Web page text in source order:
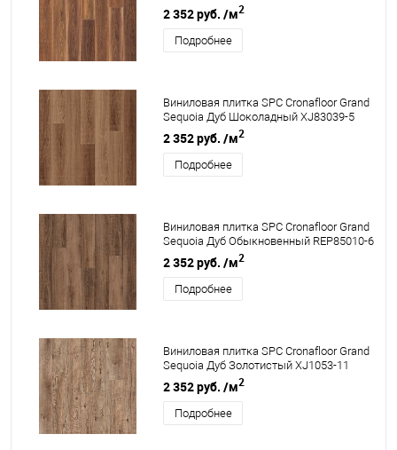
2 352 руб. /м2
Подробнее
Виниловая плитка SPC Cronafloor Grand
Sequoia Дуб Шоколадный XJ83039-5
2 352 руб. /м2
Подробнее
Виниловая плитка SPC Cronafloor Grand
Sequoia Дуб Обыкновенный REP85010-6
2 352 руб. /м2
Подробнее
Виниловая плитка SPC Cronafloor Grand
Sequoia Дуб Золотистый XJ1053-11
2 352 руб. /м2
Подробнее